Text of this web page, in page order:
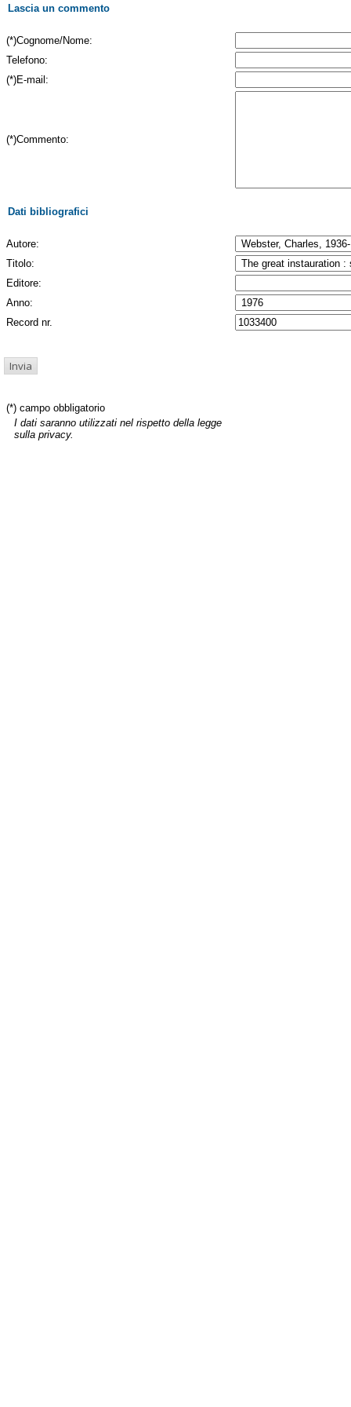
Lascia un commento
(*)Cognome/Nome:
Telefono:
(*)E-mail:
(*)Commento:
Dati bibliografici
Autore:
Titolo:
Editore:
Anno:
Record nr.
(*) campo obbligatorio
I dati saranno utilizzati nel rispetto della legge
sulla privacy.